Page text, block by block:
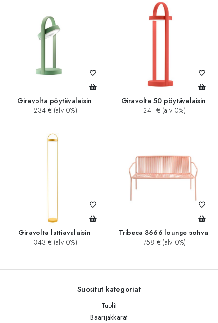
Giravolta pöytävalaisin
234 € (alv 0%)
Giravolta 50 pöytävalaisin
241 € (alv 0%)
Giravolta lattiavalaisin
343 € (alv 0%)
Tribeca 3666 lounge sohva
758 € (alv 0%)
Suositut kategoriat
Tuolit
Baarijakkarat